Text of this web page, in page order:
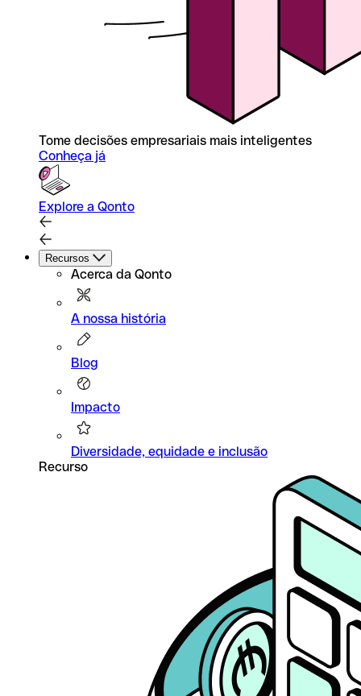
Tome decisões empresariais mais inteligentes
Conheça já
Explore a Qonto
Recursos
Acerca da Qonto
A nossa história
Blog
Impacto
Diversidade, equidade e inclusão
Recurso